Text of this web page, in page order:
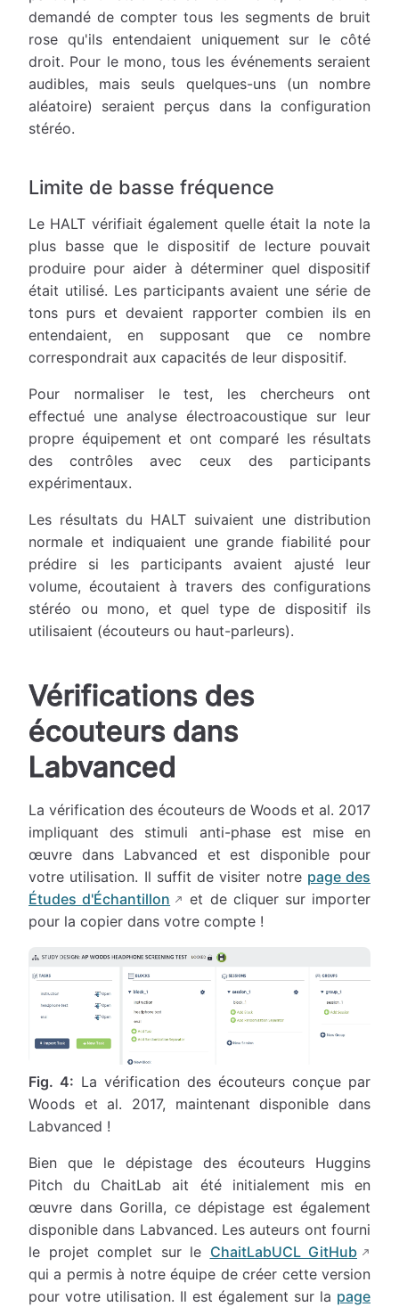
demandé de compter tous les segments de bruit
rose qu'ils entendaient uniquement sur le côté
droit. Pour le mono, tous les événements seraient
audibles, mais seuls quelques-uns (un nombre
aléatoire) seraient perçus dans la configuration
stéréo.
Limite de basse fréquence
Le HALT vérifiait également quelle était la note la
plus basse que le dispositif de lecture pouvait
produire pour aider à déterminer quel dispositif
était utilisé. Les participants avaient une série de
tons purs et devaient rapporter combien ils en
entendaient, en supposant que ce nombre
correspondrait aux capacités de leur dispositif.
Pour normaliser le test, les chercheurs ont
effectué une analyse électroacoustique sur leur
propre équipement et ont comparé les résultats
des contrôles avec ceux des participants
expérimentaux.
Les résultats du HALT suivaient une distribution
normale et indiquaient une grande fiabilité pour
prédire si les participants avaient ajusté leur
volume, écoutaient à travers des configurations
stéréo ou mono, et quel type de dispositif ils
utilisaient (écouteurs ou haut-parleurs).
Vérifications des
écouteurs dans
Labvanced
La vérification des écouteurs de Woods et al. 2017
impliquant des stimuli anti-phase est mise en
œuvre dans Labvanced et est disponible pour
votre utilisation. Il suffit de visiter notre page des
Études d'Échantillon
et de cliquer sur importer
pour la copier dans votre compte !
Fig. 4: La vérification des écouteurs conçue par
Woods et al. 2017, maintenant disponible dans
Labvanced !
Bien que le dépistage des écouteurs Huggins
Pitch du ChaitLab ait été initialement mis en
œuvre dans Gorilla, ce dépistage est également
disponible dans Labvanced. Les auteurs ont fourni
le projet complet sur le ChaitLabUCL GitHub
qui a permis à notre équipe de créer cette version
pour votre utilisation. Il est également sur la page